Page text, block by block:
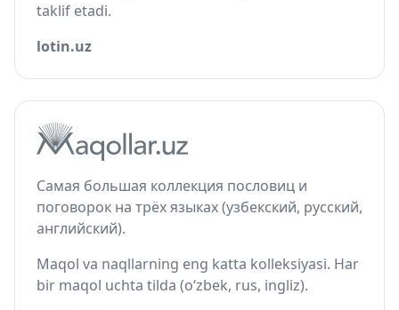
taklif etadi.
lotin.uz
Самая большая коллекция пословиц и
поговорок на трёх языках (узбекский, русский,
английский).
Maqol va naqllarning eng katta kolleksiyasi. Har
bir maqol uchta tilda (o‘zbek, rus, ingliz).